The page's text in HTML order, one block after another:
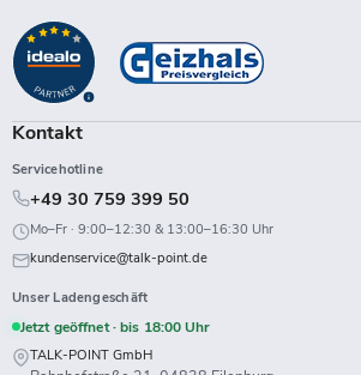
auf
Facebook
auf
Instagram
auf
LinkedIn
auf
TikTokTwitch
Kontakt
Servicehotline
+49 30 759 399 50
Mo–Fr · 9:00–12:30 & 13:00–16:30 Uhr
kundenservice@talk-point.de
Unser Ladengeschäft
Jetzt geöffnet · bis 18:00 Uhr
TALK-POINT GmbH